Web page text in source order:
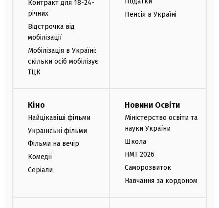
Контракт для 18-24-
річних
Відстрочка від
мобілізації
Мобілізація в Україні:
скільки осіб мобілізує
ТЦК
Пенсія в Україні
Кіно
Найцікавіші фільми
Українські фільми
Фільми на вечір
Комедії
Серіали
Новини Освіти
Міністерство освіти та
науки України
Школа
НМТ 2026
Саморозвиток
Навчання за кордоном